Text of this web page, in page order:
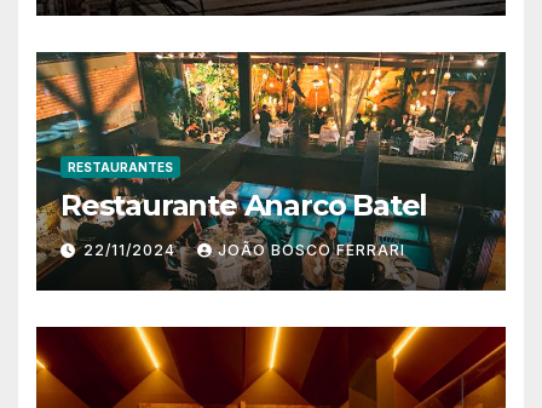
RESTAURANTES
Restaurante Anarco Batel
22/11/2024 JOÃO BOSCO FERRARI